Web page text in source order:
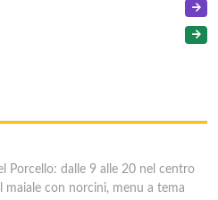
Porcello: dalle 9 alle 20 nel centro
con norcini, menu a tema